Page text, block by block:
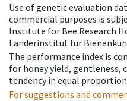
Use of genetic evaluation
commercial purposes is
Institute for Bee Research
Länderinstitut für
The performance index is
for honey yield, gentleness,
tendency in equal
For suggestions and